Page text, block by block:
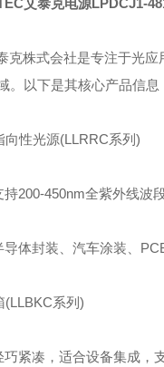
艾泰克电源LPDCJ1-
克株式会社是专注于光
。以下是其核心产品信息
向性光源(LLRRC系列)
200-450nm全紫外线波
体封装、汽车涂装、
(LLBKC系列)
紧凑，适合设备集成，